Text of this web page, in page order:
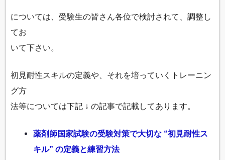
については、受験生の皆さん各位で検討されて、調整し
てお
いて下さい。
初見耐性スキルの定義や、それを培っていくトレーニン
グ方
法等については下記 ↓ の記事で記載してあります。
薬剤師国家試験の受験対策で大切な “初見耐性ス
キル” の定義と練習方法